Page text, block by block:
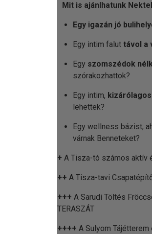
Mit is ajánlhatunk
Egy igazán jó bulihely
Egy intim falut távol a
Egy szomszédok
szórakozhattok?
Egy intim,
lehettek?
Egy wellness bázist,
várnak Benneteket?
+ A Tisza-tó számos aktív
++ A Tisza-tavi
+++ A Sarudi Töltés
TERASZÁT
++++ A Sulyom